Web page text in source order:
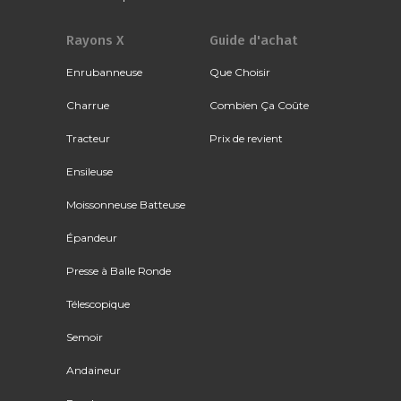
Rayons X
Enrubanneuse
Charrue
Tracteur
Ensileuse
Moissonneuse Batteuse
Épandeur
Presse à Balle Ronde
Télescopique
Semoir
Andaineur
Guide d'achat
Que Choisir
Combien Ça Coûte
Prix de revient